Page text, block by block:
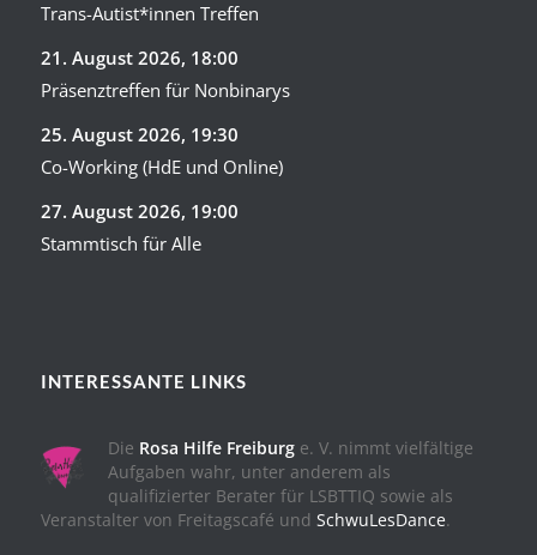
Trans-Autist*innen Treffen
21. August 2026, 18:00
Präsenztreffen für Nonbinarys
25. August 2026, 19:30
Co-Working (HdE und Online)
27. August 2026, 19:00
Stammtisch für Alle
INTERESSANTE LINKS
Die Rosa Hilfe Freiburge. V. nimmt vielfältige
Aufgaben wahr, unter anderem als
qualifizierter Berater für LSBTTIQ sowie als
Veranstalter von Freitagscafé und SchwuLesDance.